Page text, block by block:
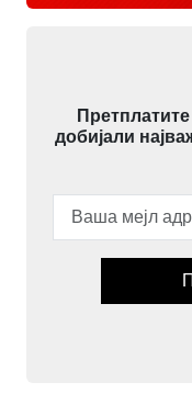
добијали